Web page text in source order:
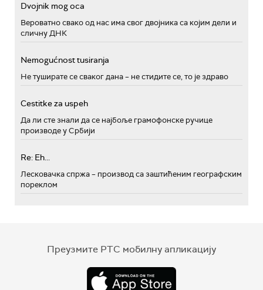
Dvojnik mog oca
Вероватно свако од нас има свог двојника са којим дели и
сличну ДНК
Nemogućnost tusiranja
Не туширате се сваког дана – не стидите се, то је здраво
Cestitke za uspeh
Да ли сте знали да се најбоље грамофонске ручице
производе у Србији
Re: Eh...
Лесковачка спржа – производ са заштићеним географским
пореклом
Преузмите РТС мобилну апликацију